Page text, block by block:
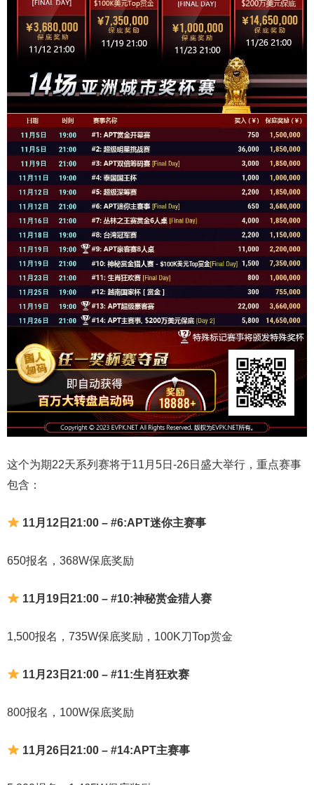
这个为期22天系列赛将于11月5日-26日盛大举行，重点赛事
包含：
11月12日21:00 – #6:APT迷你主赛事
650报名，368W保底奖励
11月19日21:00 – #10:神秘赏金猎人赛
1,500报名，735W保底奖励，100K刀Top赏金
11月23日21:00 – #11:生肖狂欢赛
800报名，100W保底奖励
11月26日21:00 – #14:APT主赛事